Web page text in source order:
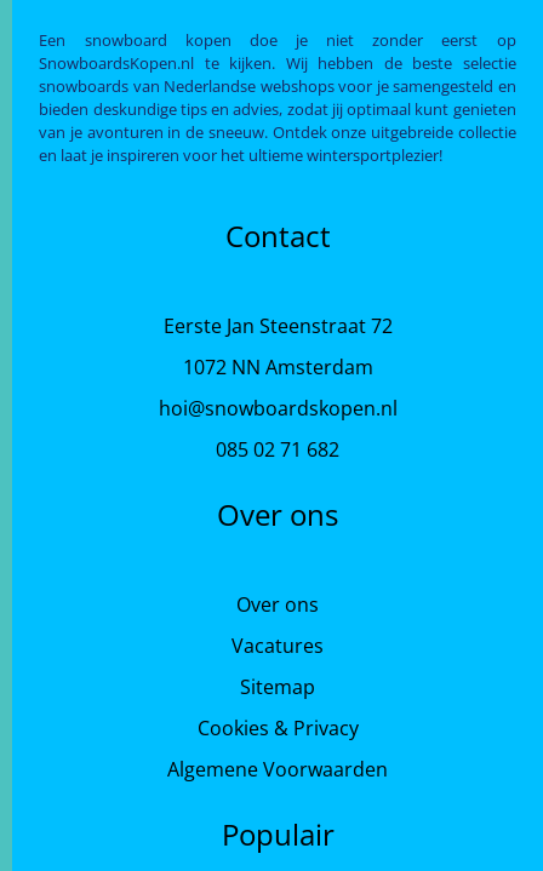
Een snowboard kopen doe je niet zonder eerst op
SnowboardsKopen.nl te kijken. Wij hebben de beste selectie
snowboards van Nederlandse webshops voor je samengesteld en
bieden deskundige tips en advies, zodat jij optimaal kunt genieten
van je avonturen in de sneeuw. Ontdek onze uitgebreide collectie
en laat je inspireren voor het ultieme wintersportplezier!
Contact
Eerste Jan Steenstraat 72
1072 NN Amsterdam
hoi@snowboardskopen.nl
085 02 71 682
Over ons
Over ons
Vacatures
Sitemap
Cookies & Privacy
Algemene Voorwaarden
Populair